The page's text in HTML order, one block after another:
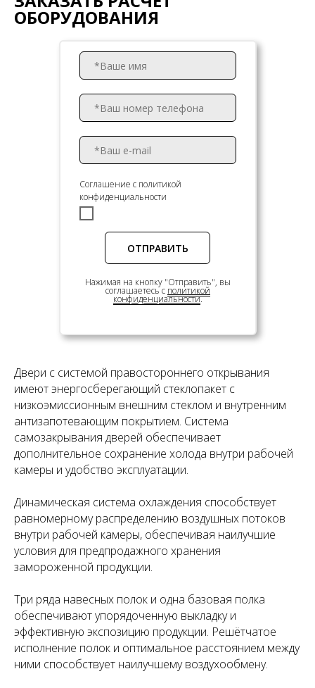
ОБОРУДОВАНИЯ
Нажимая на кнопку "Отправить", вы
соглашаетесь c политикой
конфиденциальности.
Соглашение с политикой
конфиденциальности
ОТПРАВИТЬ
Двери с системой правостороннего открывания
имеют энергосберегающий стеклопакет с
низкоэмиссионным внешним стеклом и внутренним
антизапотевающим покрытием. Система
самозакрывания дверей обеспечивает
дополнительное сохранение холода внутри рабочей
камеры и удобство эксплуатации.
Динамическая система охлаждения способствует
равномерному распределению воздушных потоков
внутри рабочей камеры, обеспечивая наилучшие
условия для предпродажного хранения
замороженной продукции.
Три ряда навесных полок и одна базовая полка
обеспечивают упорядоченную выкладку и
эффективную экспозицию продукции. Решётчатое
исполнение полок и оптимальное расстоянием между
ними способствует наилучшему воздухообмену.